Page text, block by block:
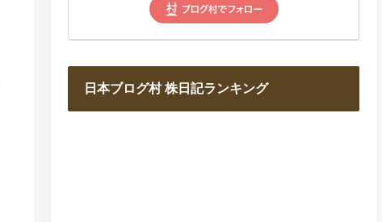
日本ブログ村 株日記ランキング